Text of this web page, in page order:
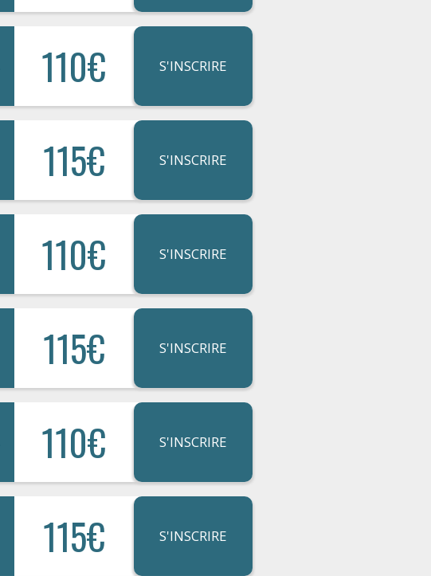
110€ S'INSCRIRE
115€ S'INSCRIRE
110€ S'INSCRIRE
115€ S'INSCRIRE
110€ S'INSCRIRE
115€ S'INSCRIRE